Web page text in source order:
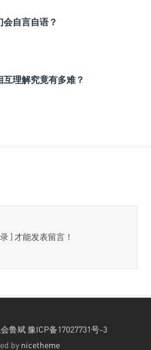
会自言自语？
互理解究竟有多难？
] 才能发表留言！
鲁斌豫ICP备17027731号-3
by nicetheme